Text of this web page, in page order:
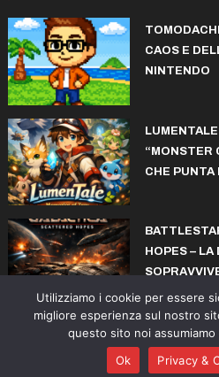
CAOS E
NINTENDO
“MONSTER
CHE PUNTA
HOPES – LA
ROGUELITE
© copyright
Adventure Sports
Utilizziamo i cookie per essere
migliore esperienza sul nostro
questo sito noi
Ok
Privacy &